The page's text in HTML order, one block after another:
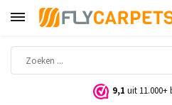
9,1 uit